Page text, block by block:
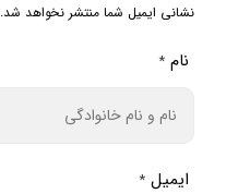
نشانی ایمیل شما منتشر نخواهد شد.
نام *
ایمیل *